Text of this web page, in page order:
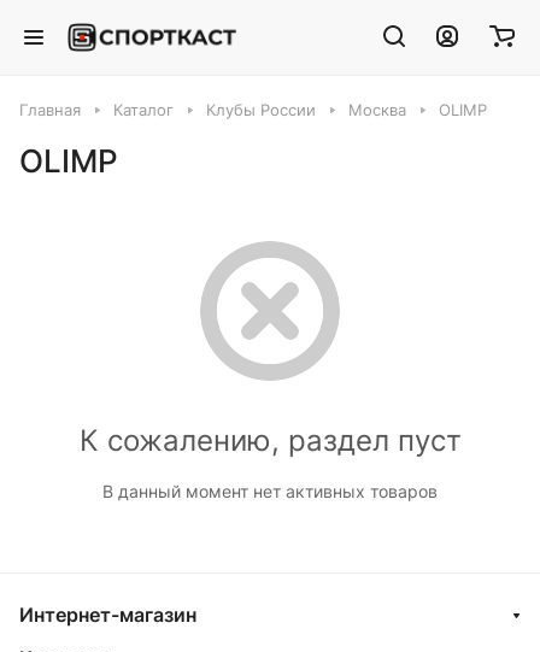
Главная Каталог Клубы России Москва OLIMP
OLIMP
К сожалению, раздел пуст
В данный момент нет активных товаров
Интернет-магазин